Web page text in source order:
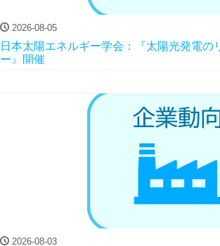
2026-08-05
日本太陽エネルギー学会：『太陽光発電の
ー』開催
2026-08-03